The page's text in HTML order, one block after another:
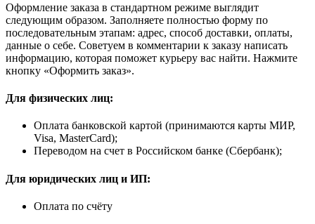
Оформление заказа в стандартном режиме выглядит
следующим образом. Заполняете полностью форму по
последовательным этапам: адрес, способ доставки, оплаты,
данные о себе. Советуем в комментарии к заказу написать
информацию, которая поможет курьеру вас найти. Нажмите
кнопку «Оформить заказ».
Для физических лиц:
Оплата банковской картой (принимаются карты МИР,
Visa, MasterCard);
Переводом на счет в Российском банке (Сбербанк);
Для юридических лиц и ИП:
Оплата по счёту